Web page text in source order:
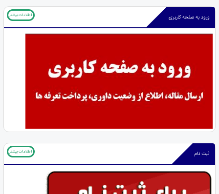
ورود به صفحه کاربری اطلاعات بیشتر
ثبت نام اطلاعات بیشتر